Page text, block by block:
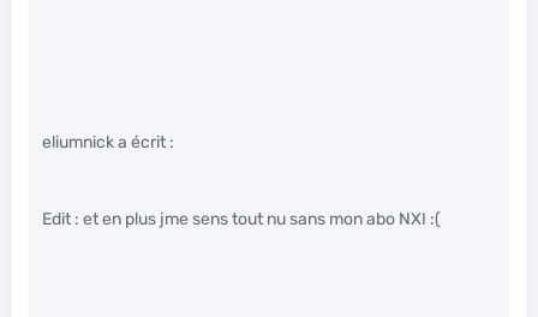
eliumnick a écrit :
Edit : et en plus jme sens tout nu sans mon abo NXI :(